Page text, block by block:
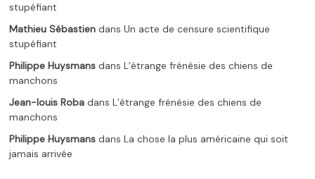
stupéfiant
Mathieu Sébastien dansUn acte de censure scientifique
stupéfiant
Philippe Huysmans dansL’étrange frénésie des chiens de
manchons
Jean-louis Roba dansL’étrange frénésie des chiens de
manchons
Philippe Huysmans dansLa chose la plus américaine qui soit
jamais arrivée